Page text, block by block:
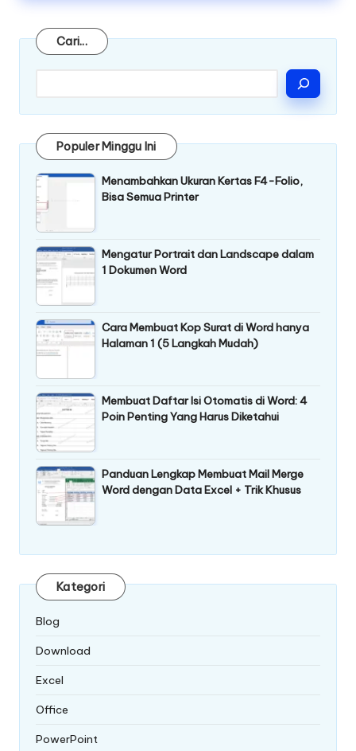
Cari...
Cari
Populer Minggu Ini
Menambahkan Ukuran Kertas F4-Folio,
Bisa Semua Printer
Mengatur Portrait dan Landscape dalam
1 Dokumen Word
Cara Membuat Kop Surat di Word hanya
Halaman 1 (5 Langkah Mudah)
Membuat Daftar Isi Otomatis di Word: 4
Poin Penting Yang Harus Diketahui
Panduan Lengkap Membuat Mail Merge
Word dengan Data Excel + Trik Khusus
Kategori
Blog
Download
Excel
Office
PowerPoint